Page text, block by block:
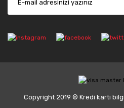
Copyright 2019 © Kredi kartı